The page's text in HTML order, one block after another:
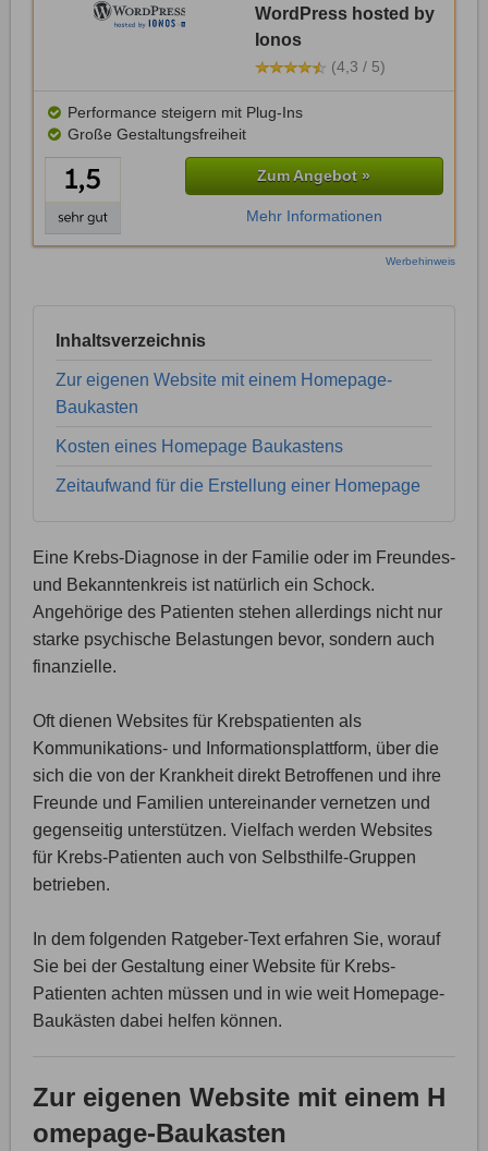
WordPress hosted by
Ionos
(4,3 / 5)
Performance steigern mit Plug-Ins
Große Gestaltungsfreiheit
Zum Angebot »
Mehr Informationen
Werbehinweis
Inhaltsverzeichnis
Zur eigenen Website mit einem Homepage-
Baukasten
Kosten eines Homepage Baukastens
Zeitaufwand für die Erstellung einer Homepage
Eine Krebs-Diagnose in der Familie oder im Freundes-
und Bekanntenkreis ist natürlich ein Schock.
Angehörige des Patienten stehen allerdings nicht nur
starke psychische Belastungen bevor, sondern auch
finanzielle.
Oft dienen Websites für Krebspatienten als
Kommunikations- und Informationsplattform, über die
sich die von der Krankheit direkt Betroffenen und ihre
Freunde und Familien untereinander vernetzen und
gegenseitig unterstützen. Vielfach werden Websites
für Krebs-Patienten auch von Selbsthilfe-Gruppen
betrieben.
In dem folgenden Ratgeber-Text erfahren Sie, worauf
Sie bei der Gestaltung einer Website für Krebs-
Patienten achten müssen und in wie weit Homepage-
Baukästen dabei helfen können.
Zur eigenen Website mit einem H
omepage-Baukasten